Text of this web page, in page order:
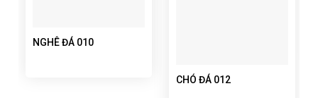
NGHÊ ĐÁ 010
CHÓ ĐÁ 012